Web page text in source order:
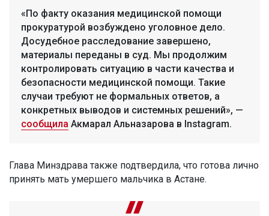
«По факту оказания медицинской помощи
прокуратурой возбуждено уголовное дело.
Досудебное расследование завершено,
материалы переданы в суд. Мы продолжим
контролировать ситуацию в части качества и
безопасности медицинской помощи. Такие
случаи требуют не формальных ответов, а
конкретных выводов и системных решений», —
сообщила Акмарал Альназарова в Instagram.
Глава Минздрава также подтвердила, что готова лично
принять мать умершего мальчика в Астане.